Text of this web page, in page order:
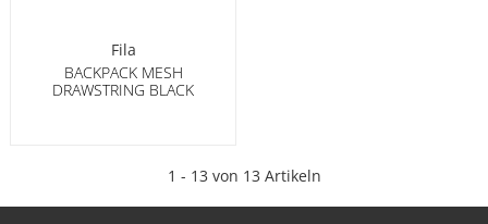
Fila
BACKPACK MESH
DRAWSTRING BLACK
1 - 13 von 13 Artikeln